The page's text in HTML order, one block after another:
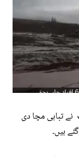
نے تباہی مچا دی